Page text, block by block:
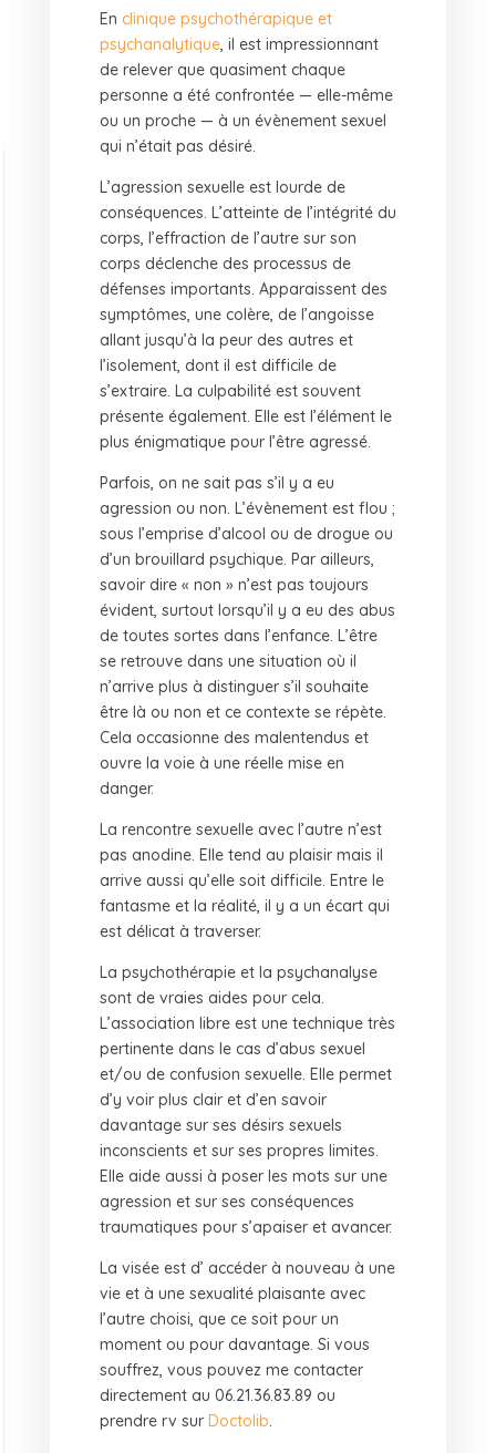
En clinique psychothérapique et
psychanalytique, il est impressionnant
de relever que quasiment chaque
personne a été confrontée — elle-même
ou un proche — à un évènement sexuel
qui n’était pas désiré.
L’agression sexuelle est lourde de
conséquences. L’atteinte de l’intégrité du
corps, l’effraction de l’autre sur son
corps déclenche des processus de
défenses importants. Apparaissent des
symptômes, une colère, de l’angoisse
allant jusqu’à la peur des autres et
l’isolement, dont il est difficile de
s’extraire. La culpabilité est souvent
présente également. Elle est l’élément le
plus énigmatique pour l’être agressé.
Parfois, on ne sait pas s’il y a eu
agression ou non. L’évènement est flou ;
sous l’emprise d’alcool ou de drogue ou
d’un brouillard psychique. Par ailleurs,
savoir dire « non » n’est pas toujours
évident, surtout lorsqu’il y a eu des abus
de toutes sortes dans l’enfance. L’être
se retrouve dans une situation où il
n’arrive plus à distinguer s’il souhaite
être là ou non et ce contexte se répète.
Cela occasionne des malentendus et
ouvre la voie à une réelle mise en
danger.
La rencontre sexuelle avec l’autre n’est
pas anodine. Elle tend au plaisir mais il
arrive aussi qu’elle soit difficile. Entre le
fantasme et la réalité, il y a un écart qui
est délicat à traverser.
La psychothérapie et la psychanalyse
sont de vraies aides pour cela.
L’association libre est une technique très
pertinente dans le cas d’abus sexuel
et/ou de confusion sexuelle. Elle permet
d’y voir plus clair et d’en savoir
davantage sur ses désirs sexuels
inconscients et sur ses propres limites.
Elle aide aussi à poser les mots sur une
agression et sur ses conséquences
traumatiques pour s’apaiser et avancer.
La visée est d’ accéder à nouveau à une
vie et à une sexualité plaisante avec
l’autre choisi, que ce soit pour un
moment ou pour davantage. Si vous
souffrez, vous pouvez me contacter
directement au 06.21.36.83.89 ou
prendre rv sur Doctolib.